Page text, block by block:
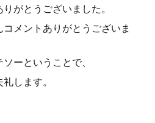
がとうございました。
メントありがとうございま
ーということで、
します。